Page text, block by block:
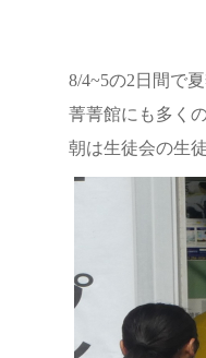
8/4~5の2日間で
菁菁館にも多く
朝は生徒会の生